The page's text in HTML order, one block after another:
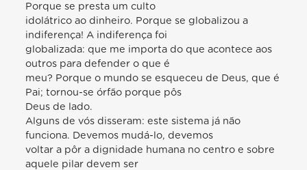
Porque se presta um culto
idolátrico ao dinheiro. Porque se globalizou a
indiferença! A indiferença foi
globalizada: que me importa do que acontece aos
outros para defender o que é
meu? Porque o mundo se esqueceu de Deus, que é
Pai; tornou-se órfão porque pôs
Deus de lado.
Alguns de vós disseram: este sistema já não
funciona. Devemos mudá-lo, devemos
voltar a pôr a dignidade humana no centro e sobre
aquele pilar devem ser